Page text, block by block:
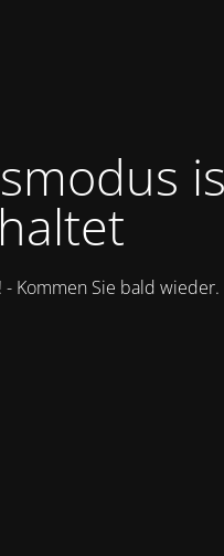
Kommen Sie bald wieder.